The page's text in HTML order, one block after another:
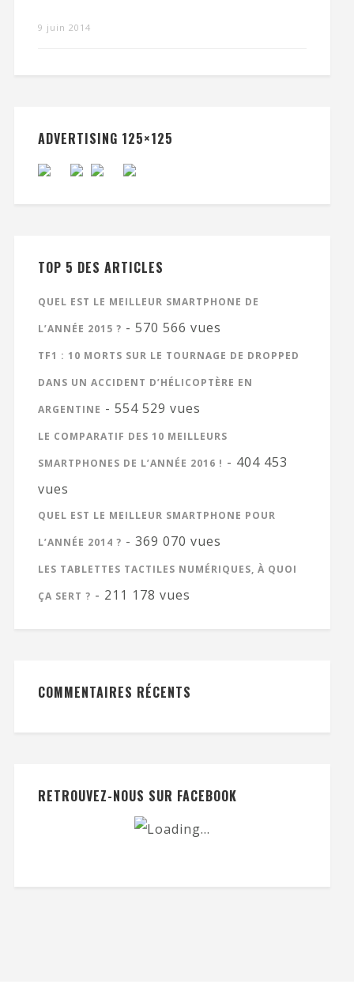
9 juin 2014
ADVERTISING 125×125
TOP 5 DES ARTICLES
QUEL EST LE MEILLEUR SMARTPHONE DE
L’ANNÉE 2015 ? - 570 566 vues
TF1 : 10 MORTS SUR LE TOURNAGE DE DROPPED
DANS UN ACCIDENT D’HÉLICOPTÈRE EN
ARGENTINE - 554 529 vues
LE COMPARATIF DES 10 MEILLEURS
SMARTPHONES DE L’ANNÉE 2016 ! - 404 453
vues
QUEL EST LE MEILLEUR SMARTPHONE POUR
L’ANNÉE 2014 ? - 369 070 vues
LES TABLETTES TACTILES NUMÉRIQUES, À QUOI
ÇA SERT ? - 211 178 vues
COMMENTAIRES RÉCENTS
RETROUVEZ-NOUS SUR FACEBOOK